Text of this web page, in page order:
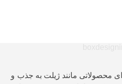
محصولاتی مانند ژیلت به جذب و